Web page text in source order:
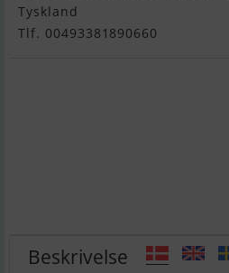
Tyskland
Tlf. 00493381890660
Beskrivelse